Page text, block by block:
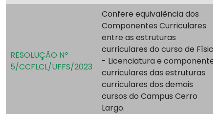
RESOLUÇÃO Nº
5/CCFLCL/UFFS/2023
Confere equivalência dos
Componentes Curriculares
entre as estruturas
curriculares do curso de Física
- Licenciatura e componentes
curriculares das estruturas
curriculares dos demais
cursos do Campus Cerro
Largo.